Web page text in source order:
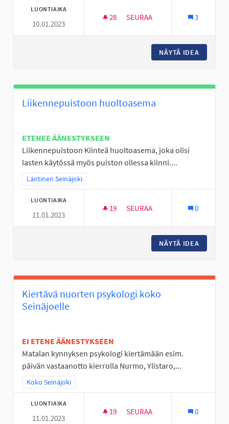
LUONTIAIKA
10.01.2023
28 28 SEURAAJAA
SEURAA 3
NÄYTÄ IDEA
Liikennepuistoon huoltoasema
ETENEE ÄÄNESTYKSEEN
Liikennepuistoon Kiinteä huoltoasema, joka olisi
lasten käytössä myös puiston ollessa kiinni....
Rajaa tulokset teeman mukaan: Läntinen Seinäjoki
Läntinen Seinäjoki
LUONTIAIKA
11.01.2023
19 19 SEURAAJAA
SEURAA 0
NÄYTÄ IDEA
Kiertävä nuorten psykologi koko
Seinäjoelle
EI ETENE ÄÄNESTYKSEEN
Matalan kynnyksen psykologi kiertämään esim.
päivän vastaanotto kierrolla Nurmo, Ylistaro,...
Rajaa tulokset teeman mukaan: Koko Seinäjoki
Koko Seinäjoki
LUONTIAIKA
11.01.2023
19 19 SEURAAJAA
SEURAA 0